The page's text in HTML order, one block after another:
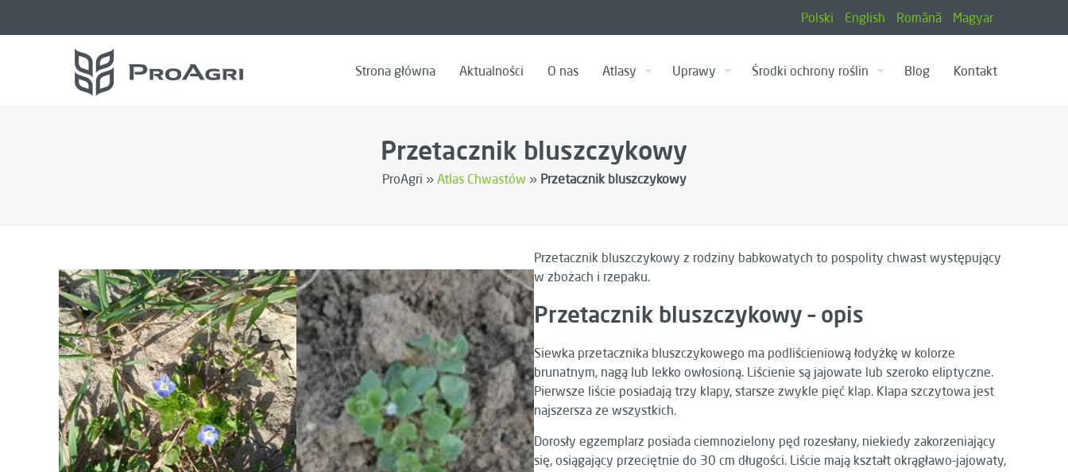
Polski English Română Magyar
Strona główna Aktualności O nas Atlasy Uprawy Środki ochrony roślin Blog Kontakt
Przetacznik bluszczykowy
ProAgri » Atlas Chwastów » Przetacznik bluszczykowy
Przetacznik bluszczykowy z rodziny babkowatych to pospolity chwast występujący
w zbożach i rzepaku.
Przetacznik bluszczykowy – opis
Siewka przetacznika bluszczykowego ma podliścieniową łodyżkę w kolorze
brunatnym, nagą lub lekko owłosioną. Liścienie są jajowate lub szeroko eliptyczne.
Pierwsze liście posiadają trzy klapy, starsze zwykle pięć klap. Klapa szczytowa jest
najszersza ze wszystkich.
Dorosły egzemplarz posiada ciemnozielony pęd rozesłany, niekiedy zakorzeniający
się, osiągający przeciętnie do 30 cm długości. Liście mają kształt okrągławo-jajowaty,